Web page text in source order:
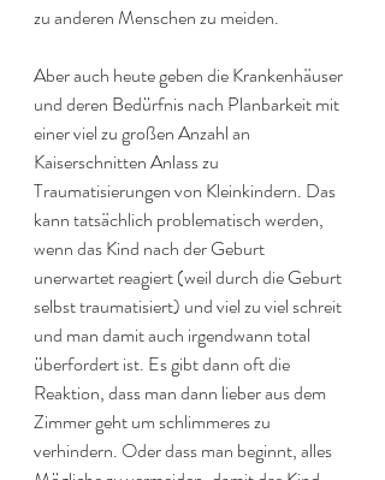
zu anderen Menschen zu meiden.
Aber auch heute geben die Krankenhäuser
und deren Bedürfnis nach Planbarkeit mit
einer viel zu großen Anzahl an
Kaiserschnitten Anlass zu
Traumatisierungen von Kleinkindern. Das
kann tatsächlich problematisch werden,
wenn das Kind nach der Geburt
unerwartet reagiert (weil durch die Geburt
selbst traumatisiert) und viel zu viel schreit
und man damit auch irgendwann total
überfordert ist. Es gibt dann oft die
Reaktion, dass man dann lieber aus dem
Zimmer geht um schlimmeres zu
verhindern. Oder dass man beginnt, alles